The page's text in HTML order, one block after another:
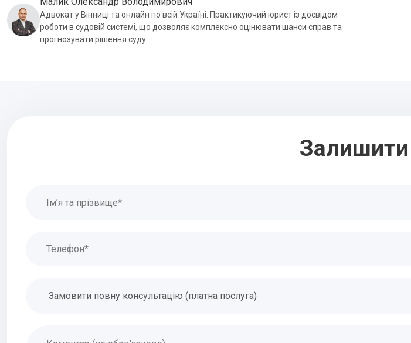
Адвокат у Вінниці та онлайн по всій Україні. Практикуючий юрист із досвідом
роботи в судовій системі, що дозволяє комплексно оцінювати шанси справ та
прогнозувати рішення суду.
Залишити